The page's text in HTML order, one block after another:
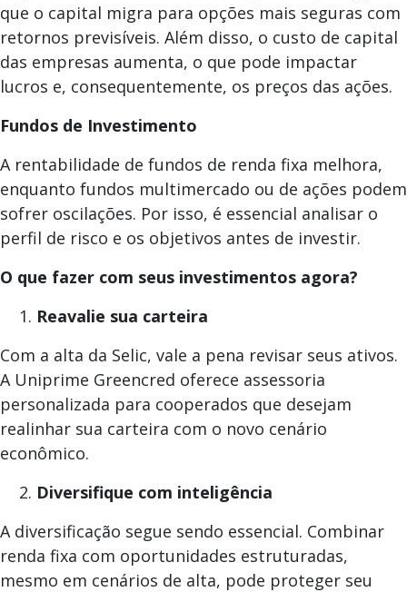
que o capital migra para opções mais seguras com
retornos previsíveis. Além disso, o custo de capital
das empresas aumenta, o que pode impactar
lucros e, consequentemente, os preços das ações.
Fundos de Investimento
A rentabilidade de fundos de renda fixa melhora,
enquanto fundos multimercado ou de ações podem
sofrer oscilações. Por isso, é essencial analisar o
perfil de risco e os objetivos antes de investir.
O que fazer com seus investimentos agora?
Reavalie sua carteira
Com a alta da Selic, vale a pena revisar seus ativos.
A Uniprime Greencred oferece assessoria
personalizada para cooperados que desejam
realinhar sua carteira com o novo cenário
econômico.
Diversifique com inteligência
A diversificação segue sendo essencial. Combinar
renda fixa com oportunidades estruturadas,
mesmo em cenários de alta, pode proteger seu